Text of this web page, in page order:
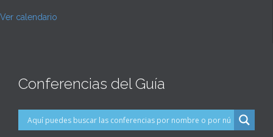
Ver calendario
Conferencias del Guía